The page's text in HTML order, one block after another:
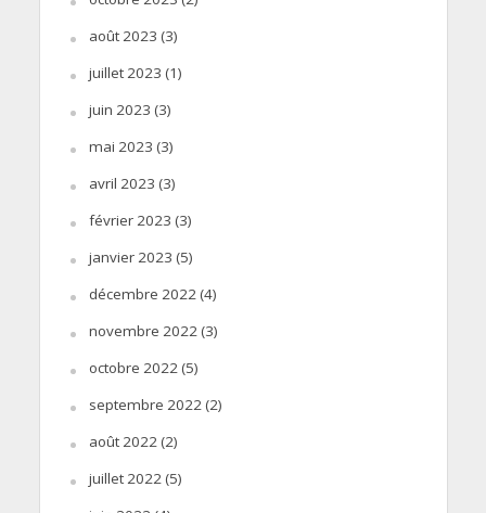
août 2023 (3)
juillet 2023 (1)
juin 2023 (3)
mai 2023 (3)
avril 2023 (3)
février 2023 (3)
janvier 2023 (5)
décembre 2022(4)
novembre 2022(3)
octobre 2022(5)
septembre 2022(2)
août 2022(2)
juillet 2022(5)